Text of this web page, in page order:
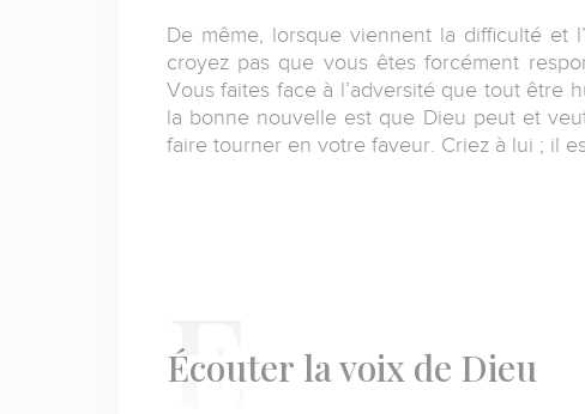
De même, lorsque viennent la difficulté et
croyez pas que vous êtes forcément
Vous faites face à l’adversité que tout être
la bonne nouvelle est que Dieu peut et
faire tourner en votre faveur. Criez à lui ; il
Écouter la voix de Dieu